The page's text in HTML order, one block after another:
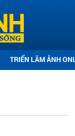
TRIỂN LÃM ẢNH